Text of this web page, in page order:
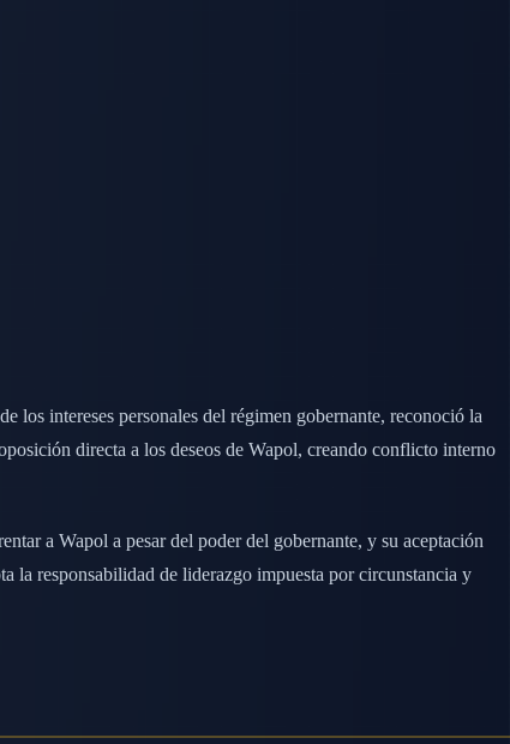
los intereses personales del régimen gobernante, reconoció la
directa a los deseos de Wapol, creando conflicto interno
a Wapol a pesar del poder del gobernante, y su aceptación
la responsabilidad de liderazgo impuesta por circunstancia y